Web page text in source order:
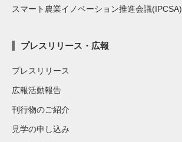
スマート農業イノベーション推進会議(IPCSA)
プレスリリース・広報
プレスリリース
広報活動報告
刊行物のご紹介
見学の申し込み